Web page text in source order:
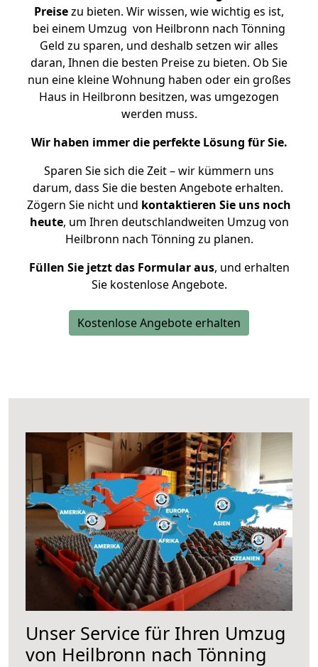
Preisezu bieten. Wir wissen, wie wichtig es ist,
bei einem Umzug von Heilbronn nach Tönning
Geld zu sparen, und deshalb setzen wir alles
daran, Ihnen die besten Preise zu bieten. Ob Sie
nun eine kleine Wohnung haben oder ein großes
Haus in Heilbronn besitzen, was umgezogen
werden muss.
Wir haben immer die perfekte Lösung für Sie.
Sparen Sie sich die Zeit – wir kümmern uns
darum, dass Sie die besten Angebote erhalten.
Zögern Sie nicht und kontaktieren Sie uns noch
heute, um Ihren deutschlandweiten Umzug von
Heilbronn nach Tönning zu planen.
Füllen Sie jetzt das Formular aus, und erhalten
Sie kostenlose Angebote.
Kostenlose Angebote erhalten
Unser Service für Ihren Umzug
von Heilbronn nach Tönning